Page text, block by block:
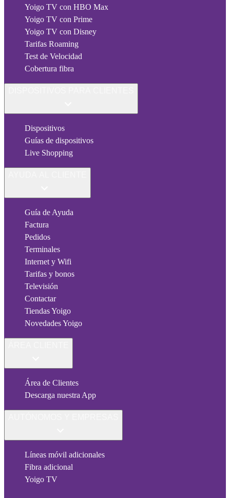
Yoigo TV con HBO Max
Yoigo TV con Prime
Yoigo TV con Disney
Tarifas Roaming
Test de Velocidad
Cobertura fibra
Dispositivos
Guías de dispositivos
Live Shopping
Guía de Ayuda
Factura
Pedidos
Terminales
Internet y Wifi
Tarifas y bonos
Televisión
Contactar
Tiendas Yoigo
Novedades Yoigo
Área de Clientes
Descarga nuestra App
Líneas móvil adicionales
Fibra adicional
Yoigo TV